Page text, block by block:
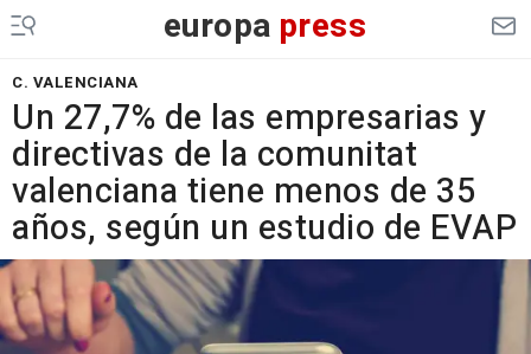
europa press
C. VALENCIANA
Un 27,7% de las empresarias y
directivas de la comunitat
valenciana tiene menos de 35
años, según un estudio de EVAP